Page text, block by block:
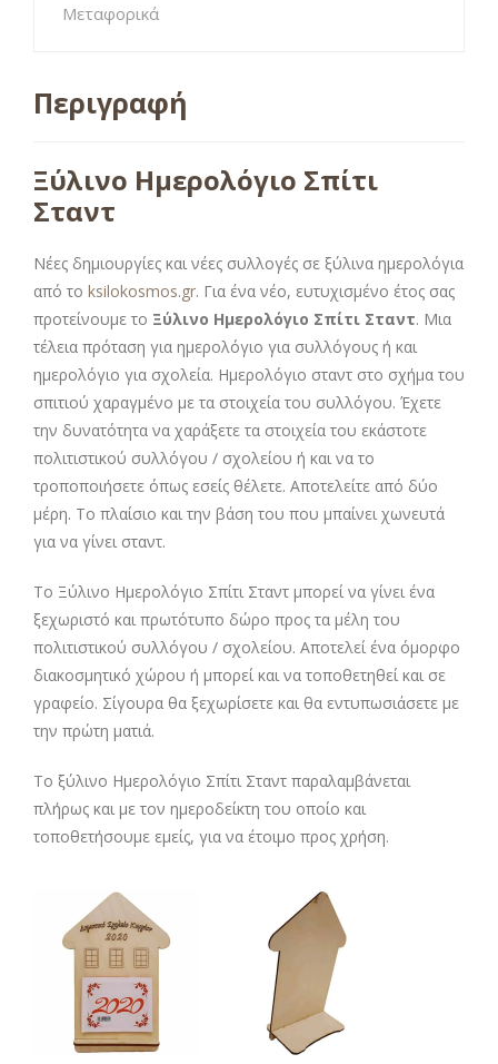
Μεταφορικά
Περιγραφή
Ξύλινο Ημερολόγιο Σπίτι
Σταντ
Νέες δημιουργίες και νέες συλλογές σε ξύλινα ημερολόγια
από το ksilokosmos.gr. Για ένα νέο, ευτυχισμένο έτος σας
προτείνουμε το Ξύλινο Ημερολόγιο Σπίτι Σταντ. Μια
τέλεια πρόταση για ημερολόγιο για συλλόγους ή και
ημερολόγιο για σχολεία. Ημερολόγιο σταντ στο σχήμα του
σπιτιού χαραγμένο με τα στοιχεία του συλλόγου. Έχετε
την δυνατότητα να χαράξετε τα στοιχεία του εκάστοτε
πολιτιστικού συλλόγου / σχολείου ή και να το
τροποποιήσετε όπως εσείς θέλετε. Αποτελείτε από δύο
μέρη. Το πλαίσιο και την βάση του που μπαίνει χωνευτά
για να γίνει σταντ.
Το Ξύλινο Ημερολόγιο Σπίτι Σταντ μπορεί να γίνει ένα
ξεχωριστό και πρωτότυπο δώρο προς τα μέλη του
πολιτιστικού συλλόγου / σχολείου. Αποτελεί ένα όμορφο
διακοσμητικό χώρου ή μπορεί και να τοποθετηθεί και σε
γραφείο. Σίγουρα θα ξεχωρίσετε και θα εντυπωσιάσετε με
την πρώτη ματιά.
Το ξύλινο Ημερολόγιο Σπίτι Σταντ παραλαμβάνεται
πλήρως και με τον ημεροδείκτη του οποίο και
τοποθετήσουμε εμείς, για να έτοιμο προς χρήση.